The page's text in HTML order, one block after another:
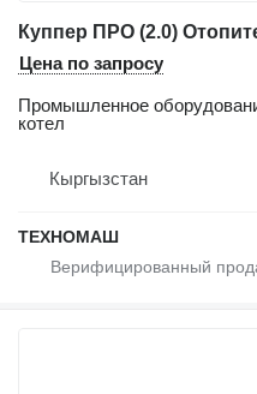
Куппер ПРО (2.0)
Цена по запросу
Промышленное
котел
Кыргызстан
ТЕХНОМАШ